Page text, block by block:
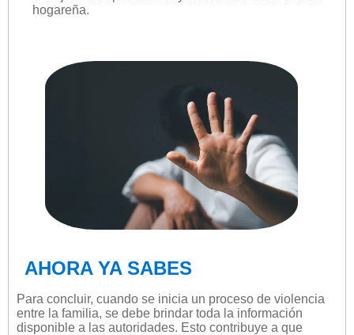
hogareña.
AHORA YA SABES
Para concluir, cuando se inicia un proceso de violencia
entre la familia, se debe brindar toda la información
disponible a las autoridades. Esto contribuye a que